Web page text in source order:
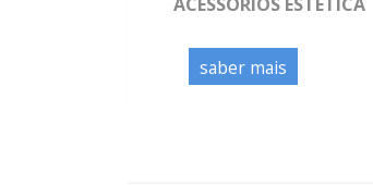
saber mais